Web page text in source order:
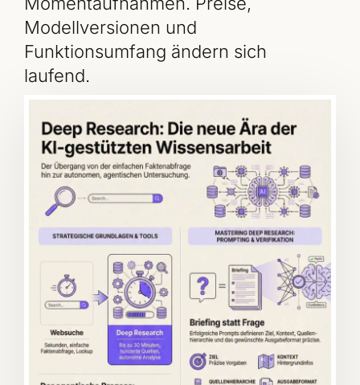
Modellversionen und
Funktionsumfang ändern sich
laufend.